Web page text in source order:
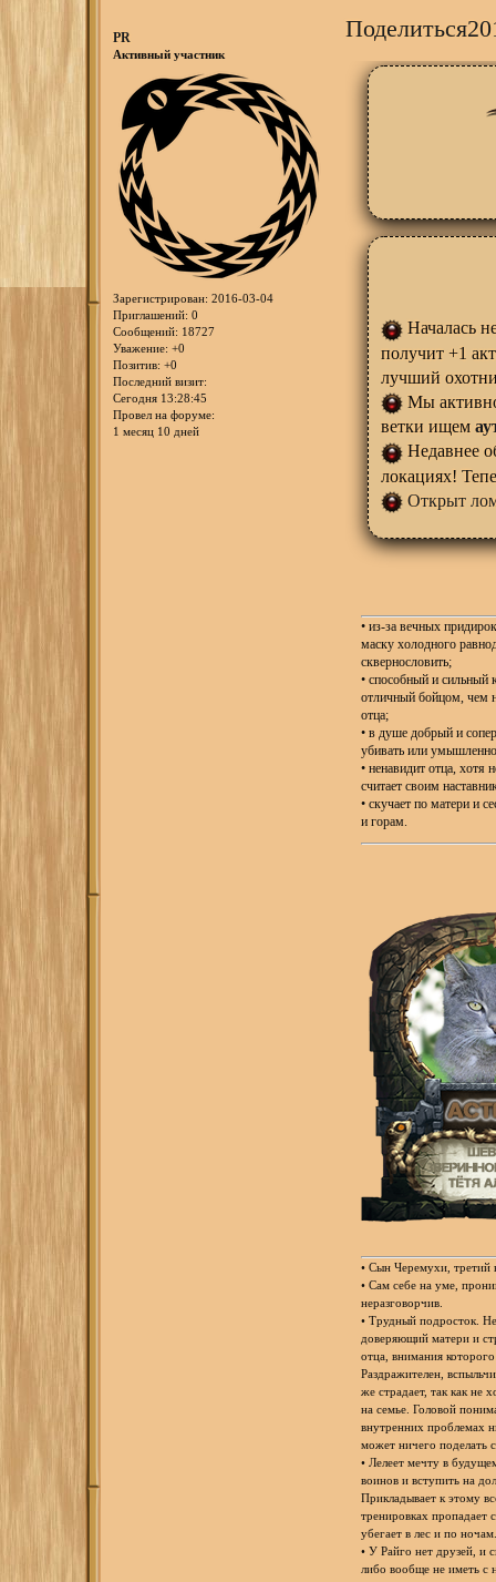
Поделиться
PR
Активный участник
Зарегистрирован: 2016-03-04
Приглашений: 0
Сообщений: 18727
Уважение: +0
Позитив: +0
Последний визит:
Сегодня 13:28:45
Провел на форуме:
1 месяц 10 дней
Началась
получит +1
лучший
Мы активно
ветки ищем
Недавнее
локациях!
Открыт
• из-за вечных
маску холодного
сквернословить;
• способный и сильный
отличный бойцом, чем
отца;
• в душе добрый и
убивать или
• ненавидит отца, хотя
считает своим
• скучает по матери и
и горам.
• Сын Черемухи, третий
• Сам себе на уме,
неразговорчив.
• Трудный подросток.
доверяющий матери и
отца, внимания которого
Раздражителен,
же страдает, так как не
на семье. Головой
внутренних проблемах
может ничего поделать
• Лелеет мечту в
воинов и вступить на
Прикладывает к этому
тренировках пропадает
убегает в лес и по
• У Райго нет друзей, и
либо вообще не иметь с